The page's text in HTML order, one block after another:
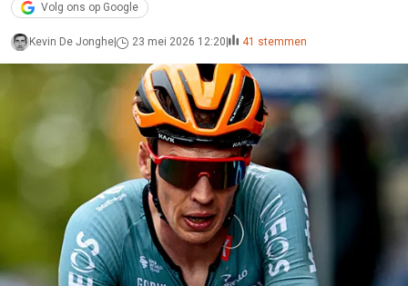
Volg ons op Google
Kevin De Jonghe 23 mei 2026 12:20 41 stemmen